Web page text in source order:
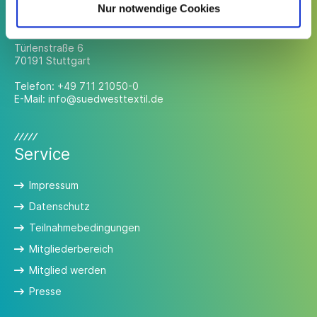
Nur notwendige Cookies
Türlenstraße 6
70191 Stuttgart
Telefon: +49 711 21050-0
E-Mail: info@suedwesttextil.de
Service
Impressum
Datenschutz
Teilnahmebedingungen
Mitgliederbereich
Mitglied werden
Presse